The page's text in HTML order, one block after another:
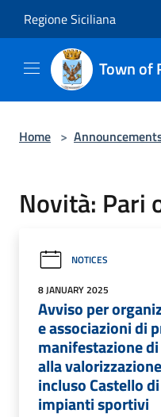
Regione Siciliana
Town of
Home >
Novità: Pari
NOTICES
8 JANUARY 2025
Avviso per
e associazioni di
manifestazione
alla
incluso Castello
impianti sportivi